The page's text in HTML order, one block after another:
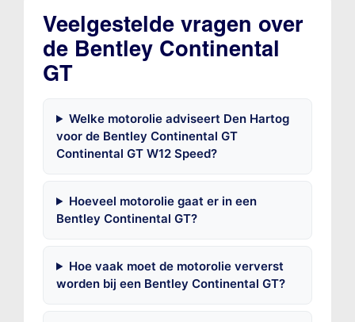
Veelgestelde vragen over
de Bentley Continental
GT
Welke motorolie adviseert Den Hartog
voor de Bentley Continental GT
Continental GT W12 Speed?
Hoeveel motorolie gaat er in een
Bentley Continental GT?
Hoe vaak moet de motorolie ververst
worden bij een Bentley Continental GT?